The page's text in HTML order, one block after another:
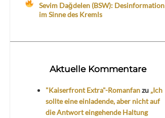
Sevim Dağdelen (BSW): Desinformation
im Sinne des Kremls
Aktuelle Kommentare
"Kaiserfront Extra"-Romanfanzu „Ich
sollte eine einladende, aber nicht auf
die Antwort eingehende Haltung